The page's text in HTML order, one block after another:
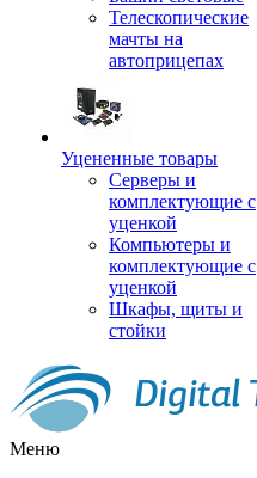
Телескопические
мачты на
автоприцепах
Уцененные товары
Серверы и
комплектующие с
уценкой
Компьютеры и
комплектующие с
уценкой
Шкафы, щиты и
стойки
Меню